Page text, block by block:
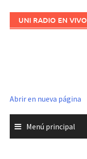
UNI RADIO EN VIVO
Abrir en nueva página
Menú principal